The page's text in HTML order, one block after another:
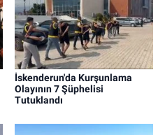
İskenderun'da Kurşunlama
Olayının 7 Şüphelisi
Tutuklandı